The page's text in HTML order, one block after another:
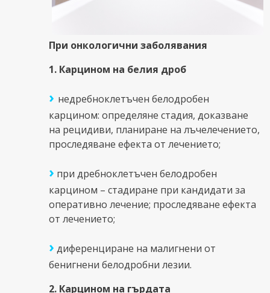
При онкологични заболявания
1. Карцином на белия дроб
› недребноклетъчен белодробен
карцином: определяне стадия, доказване
на рецидиви, планиране на лъчелечението,
проследяване ефекта от лечението;
› при дребноклетъчен белодробен
карцином – стадиране при кандидати за
оперативно лечение; проследяване ефекта
от лечението;
› диференциране на малигнени от
бенигнени белодробни лезии.
2. Карцином на гърдата